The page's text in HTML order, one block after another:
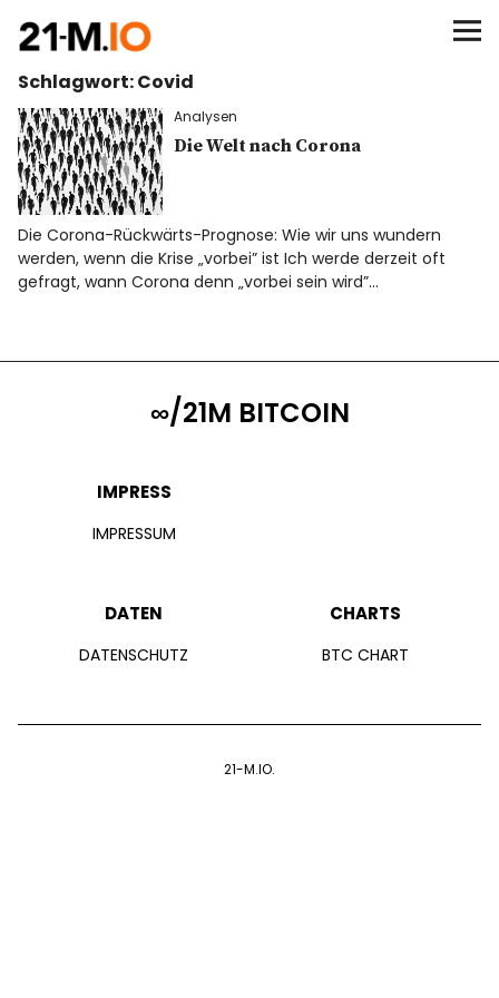
∞/21M BITCOIN
BEGINN
BITCOIN
ANALYSEN
NEWS
Schlagwort:Covid
Analysen
Die Welt nach Corona
Die Corona-Rückwärts-Prognose: Wie wir uns wundern
werden, wenn die Krise „vorbei” ist Ich werde derzeit oft
gefragt, wann Corona denn „vorbei sein wird”…
∞/21M BITCOIN
IMPRESS
IMPRESSUM
DATEN
DATENSCHUTZ
CHARTS
BTC CHART
21-M.IO